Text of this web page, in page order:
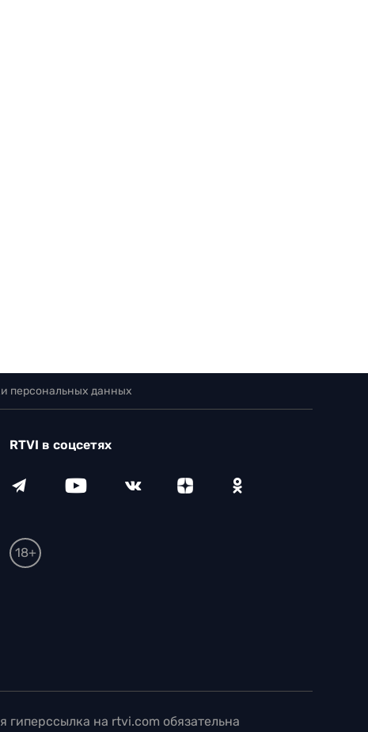
персональных данных
RTVI в соцсетях
18+
на rtvi.com обязательна